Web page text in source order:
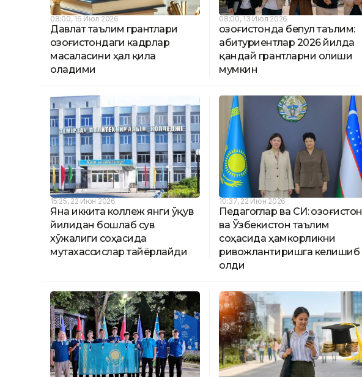
08:00, 16 Июл 2026
Давлат таълим грантлари
Қозоғистондаги кадрлар
масаласини ҳал қила
оладими
08:00, 13 Июл 2026
Қозоғистонда бепул таълим:
абитуриентлар 2026 йилда
қандай грантларни олиши
мумкин
15:25, 22 Июн 2026
Яна иккита коллеж янги ўқув
йилидан бошлаб сув
хўжалиги соҳасида
мутахассислар тайёрлайди
10:37, 22 Июн 2026
Педагоглар ва СИ: Қозоғистон
ва Ўзбекистон таълим
соҳасида ҳамкорликни
ривожлантиришга келишиб
олди